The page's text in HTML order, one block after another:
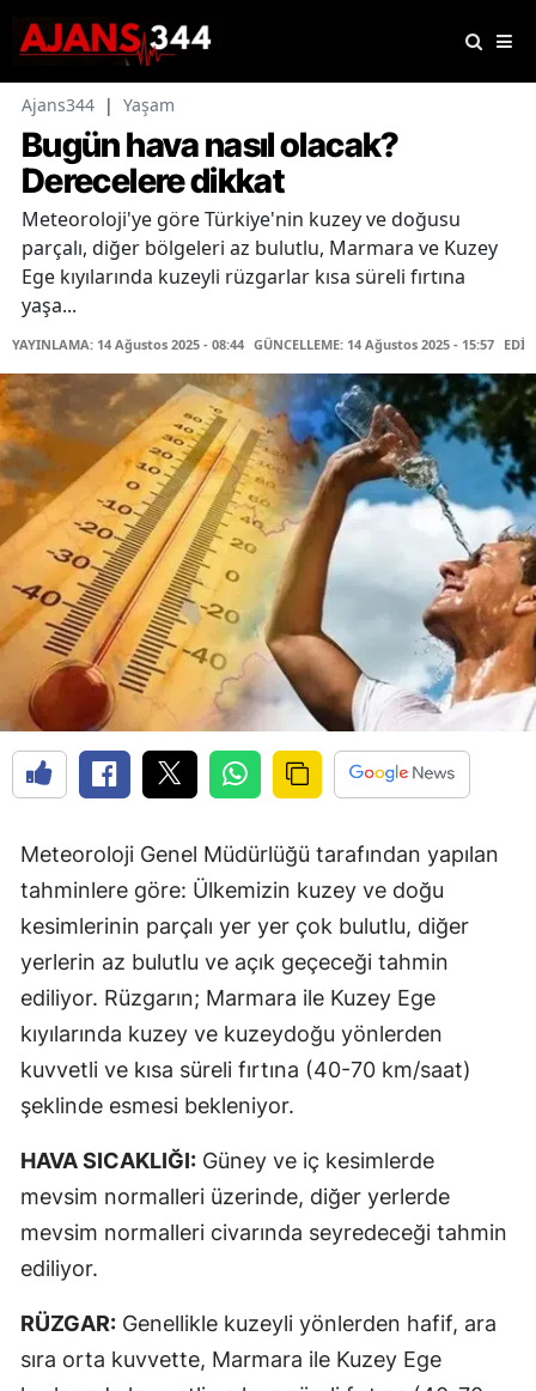
Ajans344 | Yaşam
Bugün hava nasıl olacak?
Derecelere dikkat
Meteoroloji'ye göre Türkiye'nin kuzey ve doğusu
parçalı, diğer bölgeleri az bulutlu, Marmara ve Kuzey
Ege kıyılarında kuzeyli rüzgarlar kısa süreli fırtına
yaşa...
YAYINLAMA: 14 Ağustos 2025 - 08:44 GÜNCELLEME: 14 Ağustos 2025 - 15:57
Meteoroloji Genel Müdürlüğü tarafından yapılan
tahminlere göre: Ülkemizin kuzey ve doğu
kesimlerinin parçalı yer yer çok bulutlu, diğer
yerlerin az bulutlu ve açık geçeceği tahmin
ediliyor. Rüzgarın; Marmara ile Kuzey Ege
kıyılarında kuzey ve kuzeydoğu yönlerden
kuvvetli ve kısa süreli fırtına (40-70 km/saat)
şeklinde esmesi bekleniyor.
HAVA SICAKLIĞI: Güney ve iç kesimlerde
mevsim normalleri üzerinde, diğer yerlerde
mevsim normalleri civarında seyredeceği tahmin
ediliyor.
RÜZGAR: Genellikle kuzeyli yönlerden hafif, ara
sıra orta kuvvette, Marmara ile Kuzey Ege